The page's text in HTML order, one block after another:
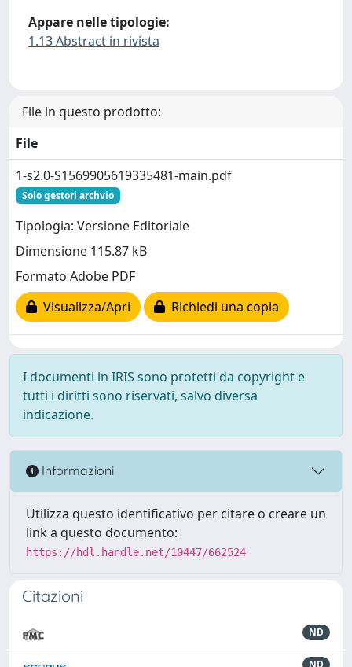
Appare nelle tipologie:
1.13 Abstract in rivista
File in questo prodotto:
File
1-s2.0-S1569905619335481-main.pdf
Solo gestori archvio
Tipologia: Versione Editoriale
Dimensione 115.87 kB
Formato Adobe PDF
Visualizza/Apri
Richiedi una copia
I documenti in IRIS sono protetti da copyright e
tutti i diritti sono riservati, salvo diversa
indicazione.
Informazioni
Utilizza questo identificativo per citare o creare un
link a questo documento:
https://hdl.handle.net/10447/662524
Citazioni
ND
ND